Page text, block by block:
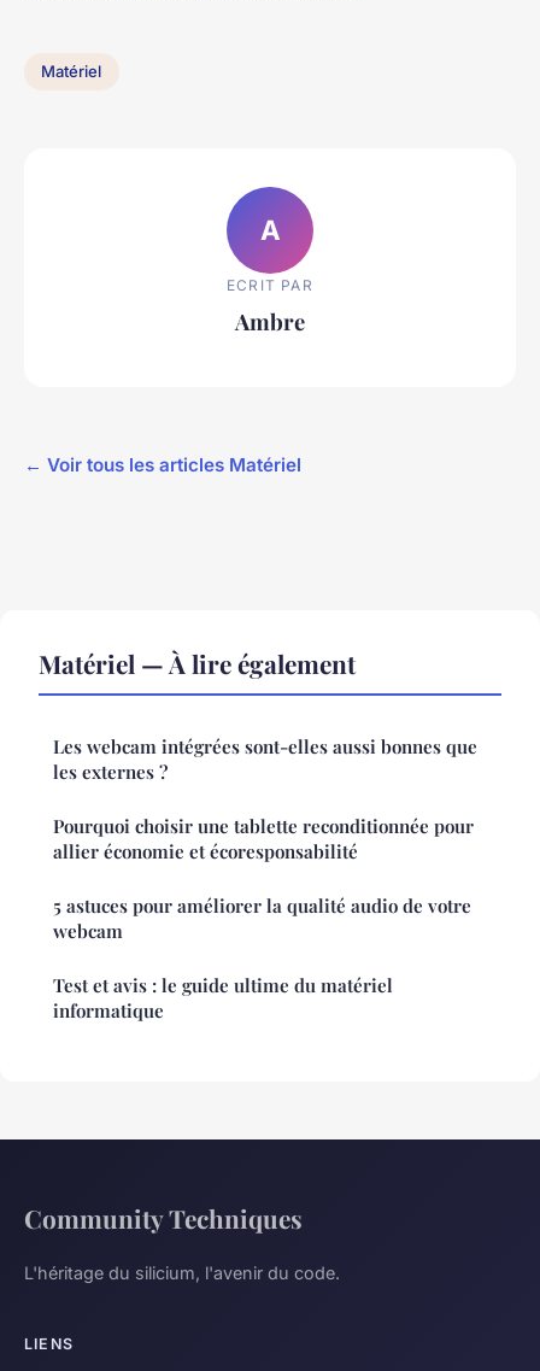
Matériel
A
ECRIT PAR
Ambre
← Voir tous les articles Matériel
Matériel — À lire également
Les webcam intégrées sont-elles aussi bonnes que
les externes ?
Pourquoi choisir une tablette reconditionnée pour
allier économie et écoresponsabilité
5 astuces pour améliorer la qualité audio de votre
webcam
Test et avis : le guide ultime du matériel
informatique
Community Techniques
L'héritage du silicium, l'avenir du code.
LIENS